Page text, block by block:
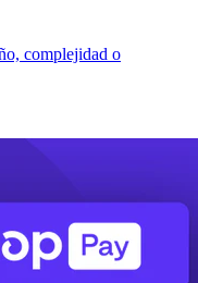
complejidad o